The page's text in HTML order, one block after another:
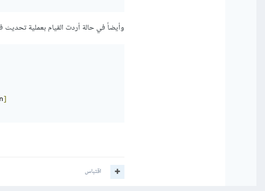
وأيضاً في حالة أردت القيام بعملية تحديث
]
اقتباس